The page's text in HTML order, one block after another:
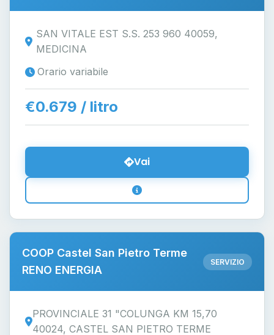
SAN VITALE EST S.S. 253 960 40059,
MEDICINA
Orario variabile
€0.679 / litro
Vai
COOP Castel San Pietro Terme
RENO ENERGIA
SERVIZIO
PROVINCIALE 31 "COLUNGA KM 15,70
40024, CASTEL SAN PIETRO TERME